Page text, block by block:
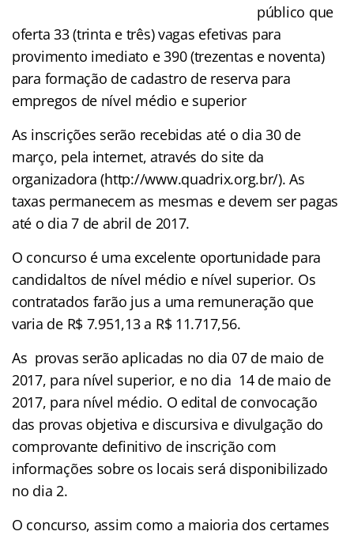
público que
oferta 33 (trinta e três) vagas efetivas para
provimento imediato e 390 (trezentas e noventa)
para formação de cadastro de reserva para
empregos de nível médio e superior
As inscrições serão recebidas até o dia 30 de
março, pela internet, através do site da
organizadora (http://www.quadrix.org.br/). As
taxas permanecem as mesmas e devem ser pagas
até o dia 7 de abril de 2017.
O concurso é uma excelente oportunidade para
candidaltos de nível médio e nível superior. Os
contratados farão jus a uma remuneração que
varia de R$ 7.951,13 a R$ 11.717,56.
As provas serão aplicadas no dia 07 de maio de
2017, para nível superior, e no dia 14 de maio de
2017, para nível médio. O edital de convocação
das provas objetiva e discursiva e divulgação do
comprovante definitivo de inscrição com
informações sobre os locais será disponibilizado
no dia 2.
O concurso, assim como a maioria dos certames